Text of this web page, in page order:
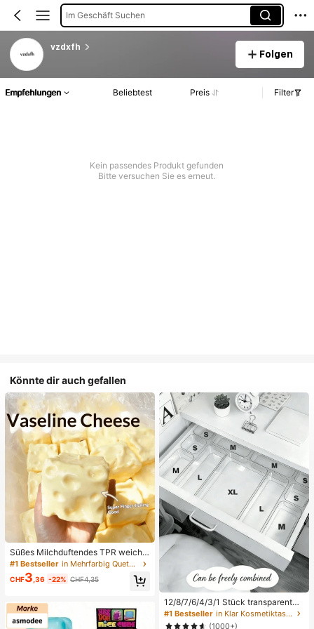
Im Geschäft Suchen
vzdxfh
Folgen
Empfehlungen Beliebtest Preis Filter
Kein passendes Produkt gefunden
Bitte versuchen Sie es erneut.
Könnte dir auch gefallen
Süßes Milchduftendes TPR weiche
s quetschbares Dumpling-förmiges
Stressabbau-Spielzeug, 5cm niedli
ches lustiges Quetsch-Stressabbau
Geschenk, geeignet für Geburtstag,
Ostern, Halloween, Weihnachten un
d verschiedene Partygeschenke, st
#1 Bestseller in Mehrfarbig Quetschspielzeug für Teenager
CHF3 ,36 -22% CHF4,35
12/8/7/6/4/3/1 Stück transparente
Desktop-Schubladen-Aufbewahru
ngsbox, geeignet zum Organisieren
#1 Bestseller
in Klar Kosmetiktaschen & -koffer
(1000+)